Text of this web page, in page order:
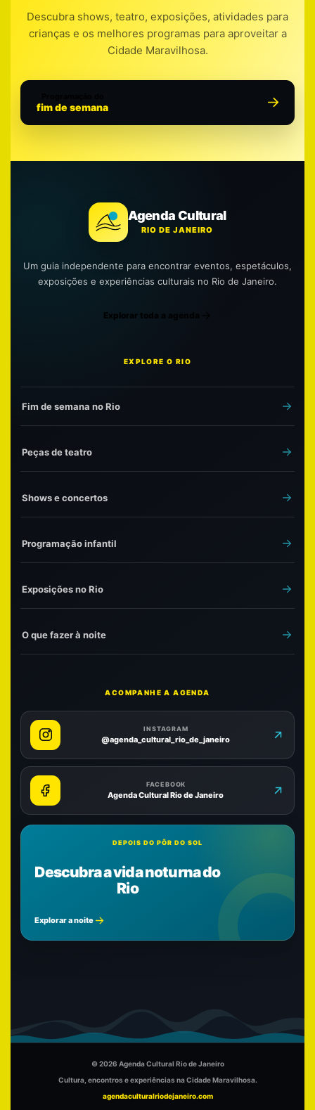
Descubra shows, teatro, exposições, atividades para
crianças e os melhores programas para aproveitar a
Cidade Maravilhosa.
fim de semana
Agenda Cultural
RIO DE JANEIRO
Um guia independente para encontrar eventos, espetáculos,
exposições e experiências culturais no Rio de Janeiro.
Explorar toda a agenda
EXPLORE O RIO
Fim de semana no Rio
Peças de teatro
Shows e concertos
Programação infantil
Exposições no Rio
O que fazer à noite
ACOMPANHE A AGENDA
INSTAGRAM
@agenda_cultural_rio_de_janeiro
FACEBOOK
Agenda Cultural Rio de Janeiro
DEPOIS DO PÔR DO SOL
Descubra a vida noturna do
Rio
Explorar a noite
© 2026 Agenda Cultural Rio de Janeiro
Cultura, encontros e experiências na Cidade Maravilhosa.
agendaculturalriodejaneiro.com